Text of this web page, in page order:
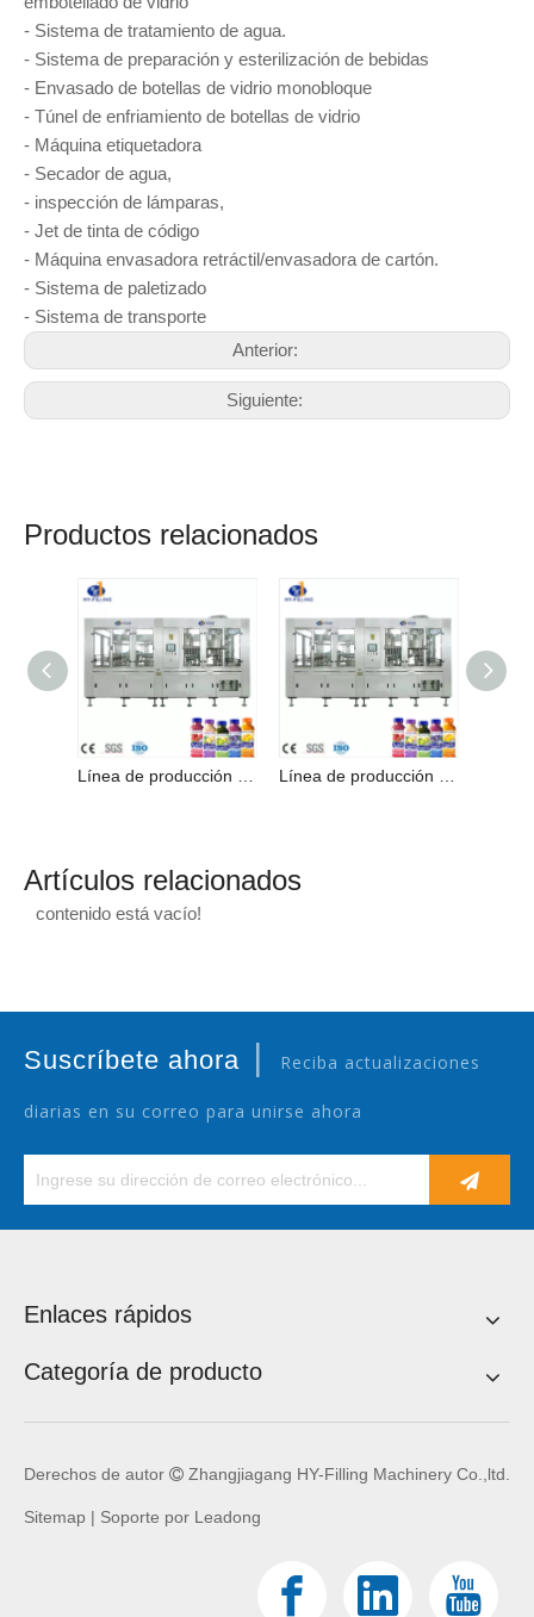
- Sistema de tratamiento de agua.
- Sistema de preparación y esterilización de bebidas
- Envasado de botellas de vidrio monobloque
- Túnel de enfriamiento de botellas de vidrio
- Máquina etiquetadora
- Secador de agua,
- inspección de lámparas,
- Jet de tinta de código
- Máquina envasadora retráctil/envasadora de cartón.
- Sistema de paletizado
- Sistema de transporte
Anterior:
Siguiente:
Productos relacionados
Artículos relacionados
contenido está vacío!
Suscríbete ahora | Reciba actualizaciones
diarias en su correo para unirse ahora
Enlaces rápidos
Categoría de producto
Derechos de autor  Zhangjiagang HY-Filling Machinery Co.,ltd.
Sitemap | Soporte por Leadong